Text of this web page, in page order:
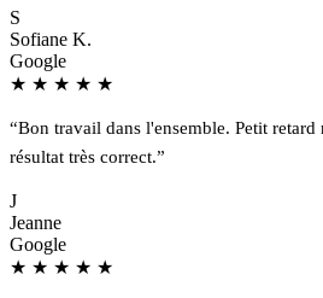
S
Sofiane K.
Google
★ ★ ★ ★ ★
“Bon travail dans l'ensemble. Petit retard
résultat très correct.”
J
Jeanne
Google
★ ★ ★ ★ ★